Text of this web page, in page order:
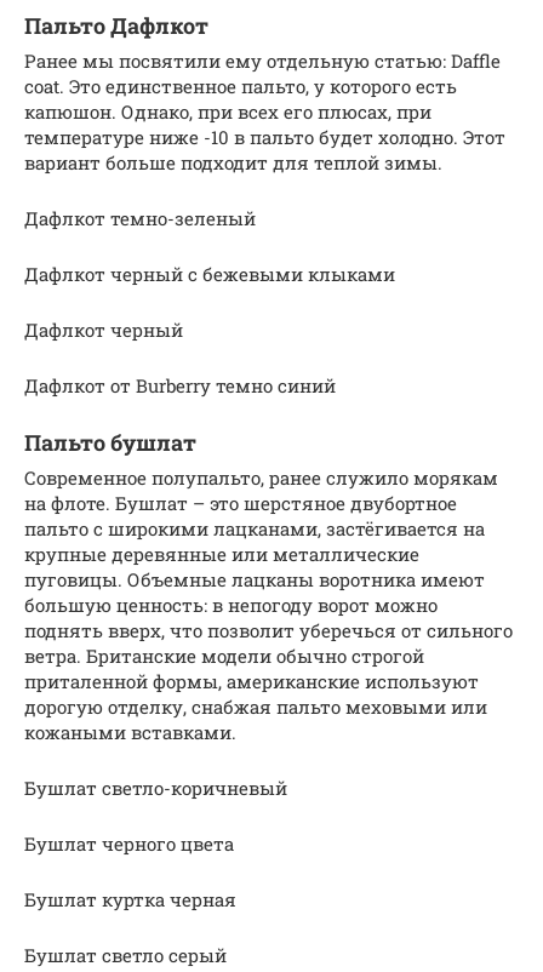
Пальто Дафлкот
Ранее мы посвятили ему отдельную статью: Daffle
coat. Это единственное пальто, у которого есть
капюшон. Однако, при всех его плюсах, при
температуре ниже -10 в пальто будет холодно. Этот
вариант больше подходит для теплой зимы.
Дафлкот темно-зеленый
Дафлкот черный с бежевыми клыками
Дафлкот черный
Дафлкот от Burberry темно синий
Пальто бушлат
Современное полупальто, ранее служило морякам
на флоте. Бушлат – это шерстяное двубортное
пальто с широкими лацканами, застёгивается на
крупные деревянные или металлические
пуговицы. Объемные лацканы воротника имеют
большую ценность: в непогоду ворот можно
поднять вверх, что позволит уберечься от сильного
ветра. Британские модели обычно строгой
приталенной формы, американские используют
дорогую отделку, снабжая пальто меховыми или
кожаными вставками.
Бушлат светло-коричневый
Бушлат черного цвета
Бушлат куртка черная
Бушлат светло серый